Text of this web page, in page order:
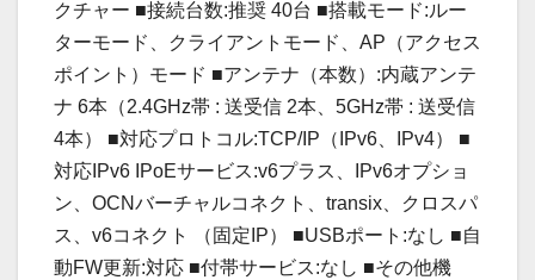
クチャー ■接続台数:推奨 40台 ■搭載モード:ルー
ターモード、クライアントモード、AP（アクセス
ポイント）モード ■アンテナ（本数）:内蔵アンテ
ナ 6本（2.4GHz帯 : 送受信 2本、5GHz帯 : 送受信
4本） ■対応プロトコル:TCP/IP（IPv6、IPv4） ■
対応IPv6 IPoEサービス:v6プラス、IPv6オプショ
ン、OCNバーチャルコネクト、transix、クロスパ
ス、v6コネクト （固定IP） ■USBポート:なし ■自
動FW更新:対応 ■付帯サービス:なし ■その他機